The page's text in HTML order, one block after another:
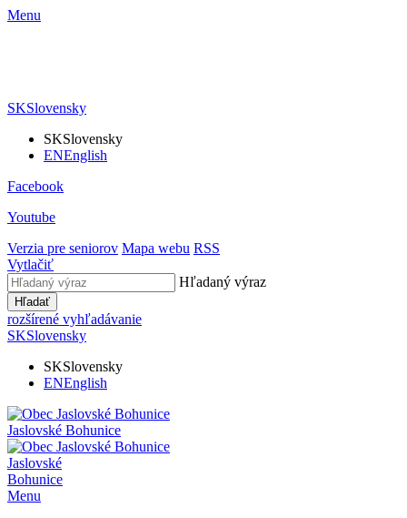
Menu
SKSlovensky
SKSlovensky
ENEnglish
Facebook
Youtube
Verzia pre seniorov Mapa webu RSS
Vytlačiť
Hľadaný výraz
Hľadať
rozšírené vyhľadávanie
SKSlovensky
SKSlovensky
ENEnglish
Jaslovské Bohunice
Jaslovské
Bohunice
Menu